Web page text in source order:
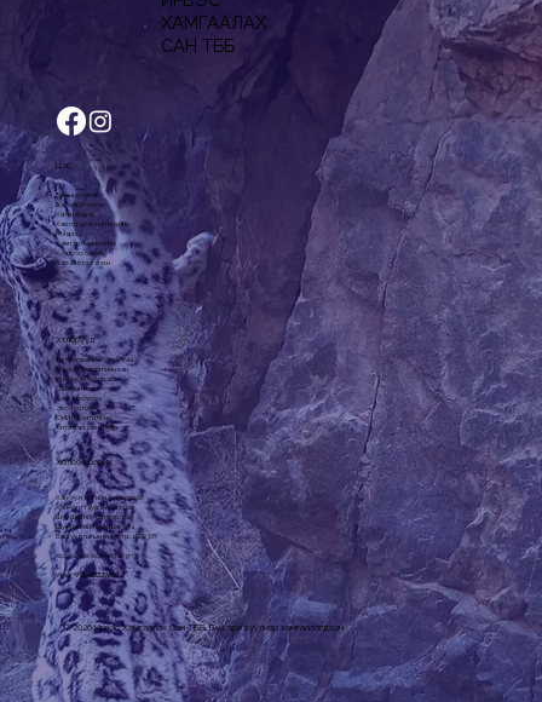
ХАМГААЛАХ
САН ТББ
Цэс
Нүүр
Бидний тухай
Баг, хамт олон
Хөтөлбөрүүд
Хэвлэгдсэн материал
Мэдээ
Хамтарч ажиллах
Холбоо барих
Бараа бүтээгдэхүүн
Хөтөлбөрүүд
Урт хугацааны судалгаа
Малын эрсдэлийн сан
Ирвэс Энтерпрайз
Сүү цагаан идээ
Хашаа хороо
Эко зуслан
СМАРТ хөтөлбөр
Тэтгэлэгт хөтөлбөр
Холбоо барих
Хан-Уул дүүргийн 3-р хороо,
Хан-Уул таур 6-602 тоот
Шуудангийн салбар: 44
Шуудангийн хайрцаг: 774
Байгууллагын регистр: 1072307
slcf@snowleopard.org
Утас: +976-93329632
© 2026 Ирвэс Хамгаалах Сан ТББ. Бүх эрх хуулиар хамгаалагдсан.